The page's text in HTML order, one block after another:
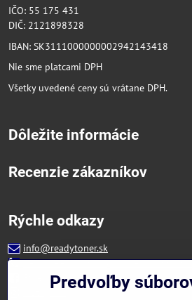
IČO: 55 175 431
DIČ: 2121898328
IBAN: SK3111000000002942143418
Nie sme platcami DPH
Všetky uvedené ceny sú vrátane DPH.
Dôležite informácie
Recenzie zákazníkov
Rýchle odkazy
info@readytoner.sk
+421 944 322 536 (PO-PIA: 09:00-
Facebook
Instagram
Predvoľby